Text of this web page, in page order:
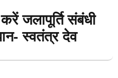
जलापूर्ति संबंधी
स्वतंत्र देव